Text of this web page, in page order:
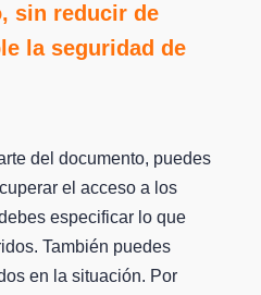
sin reducir de
la seguridad de
del documento, puedes
el acceso a los
especificar lo que
También puedes
en la situación. Por